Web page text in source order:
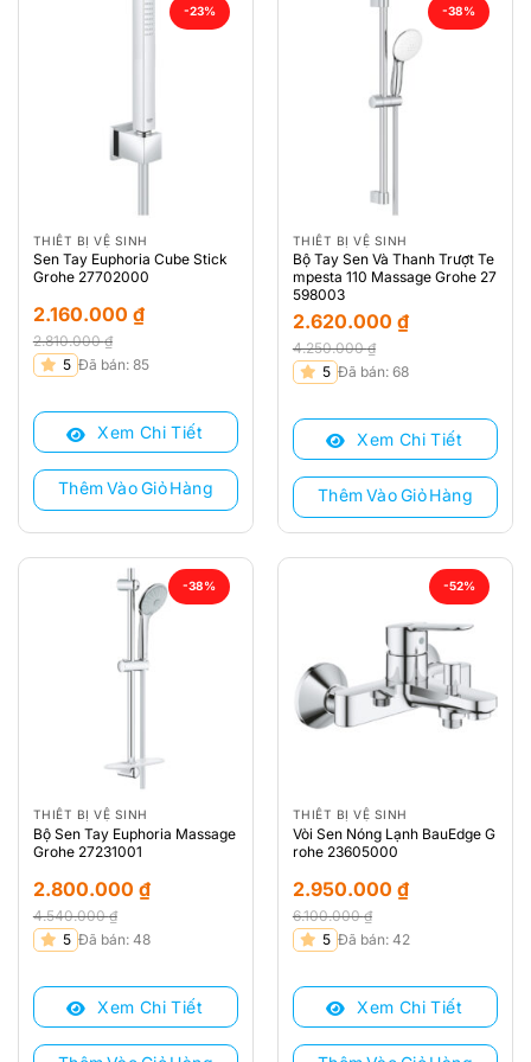
-23%
THIẾT BỊ VỆ SINH
Sen Tay Euphoria Cube Stick
Grohe 27702000
2.810.000₫
Giá
là:
2.810.000 ₫.
2.160.000 ₫
Giá
tại
2.160.000 ₫.
5 Đã bán: 85
Xem Chi Tiết
Thêm Vào Giỏ Hàng
-38%
THIẾT BỊ VỆ SINH
Bộ Tay Sen Và Thanh Trượt Te
mpesta 110 Massage Grohe 27
598003
4.250.000₫
Giá
là:
4.250.000 ₫.
2.620.000 ₫
Giá
tại
2.620.000 ₫.
5 Đã bán: 68
Xem Chi Tiết
Thêm Vào Giỏ Hàng
-38%
THIẾT BỊ VỆ SINH
Bộ Sen Tay Euphoria Massage
Grohe 27231001
4.540.000₫
Giá
là:
4.540.000 ₫.
2.800.000 ₫
Giá
tại
2.800.000 ₫.
5 Đã bán: 48
Xem Chi Tiết
-52%
THIẾT BỊ VỆ SINH
Vòi Sen Nóng Lạnh BauEdge G
rohe 23605000
6.100.000₫
Giá
là:
6.100.000 ₫.
2.950.000 ₫
Giá
tại
2.950.000 ₫.
5 Đã bán: 42
Xem Chi Tiết